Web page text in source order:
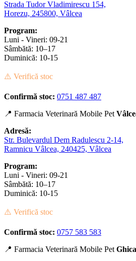
Strada Tudor Vladimirescu 154,
Horezu, 245800, Vâlcea
Program:
Luni - Vineri: 09-21
Sâmbătă: 10–17
Duminică: 10-15
⚠️ Verifică stoc
Confirmă stoc: 0751 487 487
📍 Farmacia Veterinară Mobile Pet
Adresă:
Str. Bulevardul Dem Radulescu 2-14,
Ramnicu Vâlcea, 240425, Vâlcea
Program:
Luni - Vineri: 09-21
Sâmbătă: 10–17
Duminică: 10-15
⚠️ Verifică stoc
Confirmă stoc: 0757 583 583
📍 Farmacia Veterinară Mobile Pet Ghica